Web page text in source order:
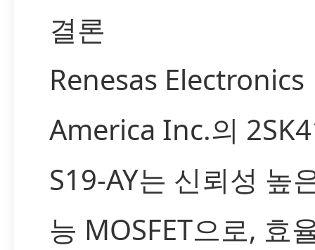
결론
Renesas Electronics
America Inc.의
S19-AY는 신뢰성 높
능 MOSFET으로, 효